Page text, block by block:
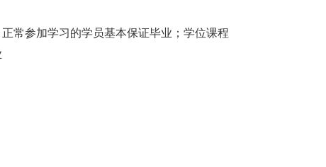
常参加学习的学员基本保证毕业；学位课程